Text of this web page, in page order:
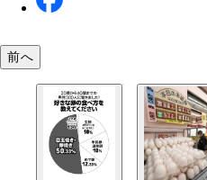
一番栄養価が高いの
白玉と赤玉では、ど
前へ